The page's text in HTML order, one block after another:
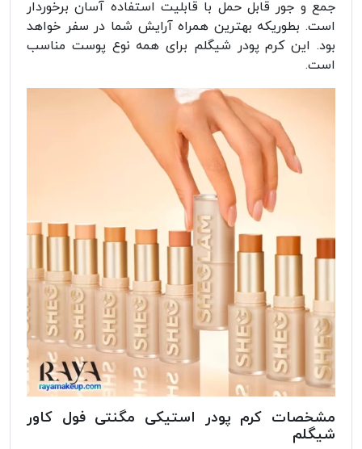
جمع و جور قابل حمل با قابلیت استفاده آسان برخوردار
است. بطوریکه بهترین همراه آرایش شما در سفر خواهد
بود. این کرم پودر شیگلم برای همه نوع پوست مناسب
است.
مشخصات کرم پودر استیکی مگنتی فول کاور
شیگلم